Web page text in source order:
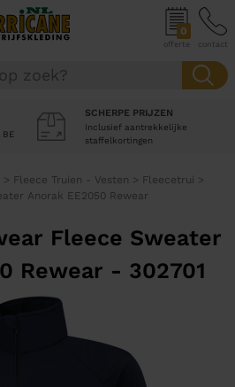
0
offerte contact
SCHERPE PRIJZEN
Inclusief aantrekkelijke
staffelkortingen
> Fleece Truien - Vesten > Fleecetrui >
Anorak EE2050 Rewear
Fleece Sweater
Rewear - 302701